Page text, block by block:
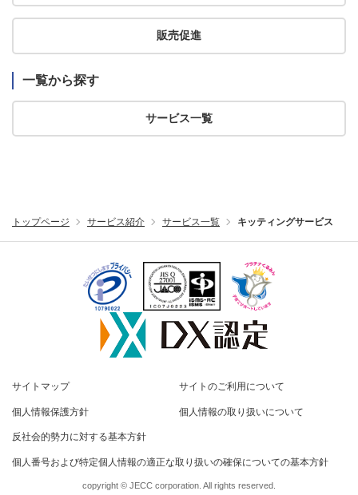
販売促進
一覧から探す
サービス一覧
トップページ サービス紹介 サービス一覧 キッティングサービス
サイトマップ サイトのご利用について
個人情報保護方針 個人情報の取り扱いについて
反社会的勢力に対する基本方針
個人番号および特定個人情報の適正な取り扱いの確保についての基本方針
copyright © JECC corporation. All rights reserved.